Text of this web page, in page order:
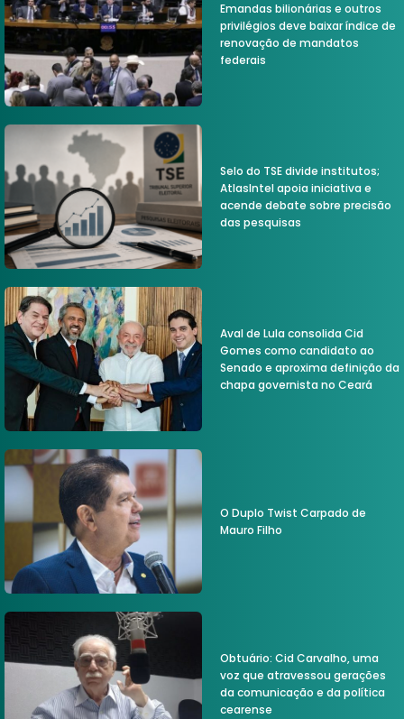
Emandas bilionárias e outros
privilégios deve baixar índice de
renovação de mandatos
federais
Selo do TSE divide institutos;
AtlasIntel apoia iniciativa e
acende debate sobre precisão
das pesquisas
Aval de Lula consolida Cid
Gomes como candidato ao
Senado e aproxima definição da
chapa governista no Ceará
O Duplo Twist Carpado de
Mauro Filho
Obtuário: Cid Carvalho, uma
voz que atravessou gerações
da comunicação e da política
cearense